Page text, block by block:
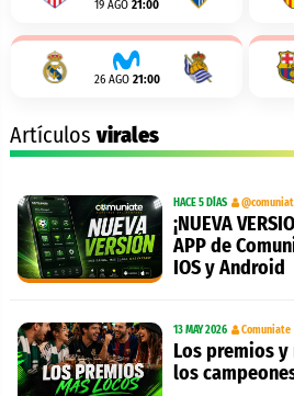
19 AGO 21:00
26 AGO 21:00
Artículosvirales
HACE 5 DÍAS
¡NUEVA
APP de
IOS y Android
13 MAY 2026 Comuniate
Los premios
los